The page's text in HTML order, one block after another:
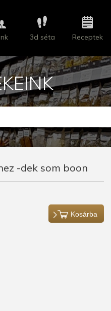
3d séta Receptek
-dek som boon
Kosárba